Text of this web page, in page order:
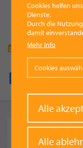
Termin für deinen
Facebook
Pinterest
X
KOMMENDE
Cookies helfen
Dienste.
Durch die
damit
Mehr Info
Cookies
Alle
Alle